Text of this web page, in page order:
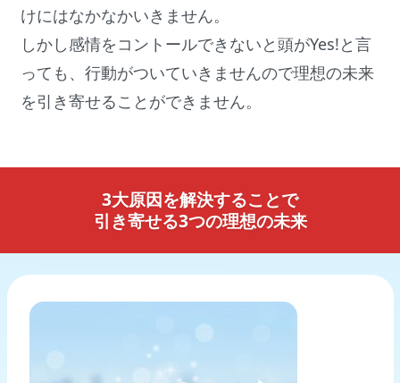
けにはなかなかいきません。
しかし感情をコントールできないと頭がYes!と言
っても、行動がついていきませんので理想の未来
を引き寄せることができません。
3大原因を解決することで
引き寄せる3つの理想の未来